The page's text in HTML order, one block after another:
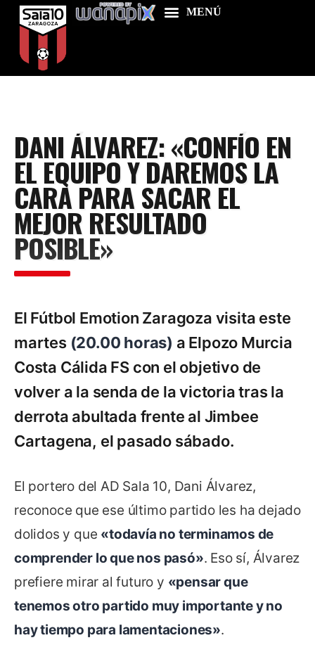
Food & Drink
Features
News
Contacts
DANI ÁLVAREZ: «CONFÍO EN
EL EQUIPO Y DAREMOS LA
CARA PARA SACAR EL
MEJOR RESULTADO
POSIBLE»
El Fútbol Emotion Zaragoza visita este
martes(20.00 horas) a Elpozo Murcia
Costa Cálida FS con el objetivo de
volver a la senda de la victoria tras la
derrota abultada frente al Jimbee
Cartagena, el pasado sábado.
El portero del AD Sala 10, Dani Álvarez,
reconoce que ese último partido les ha dejado
dolidos y que «todavía no terminamos de
comprender lo que nos pasó». Eso sí, Álvarez
prefiere mirar al futuro y «pensar que
tenemos otro partido muy importante y no
hay tiempo para lamentaciones».